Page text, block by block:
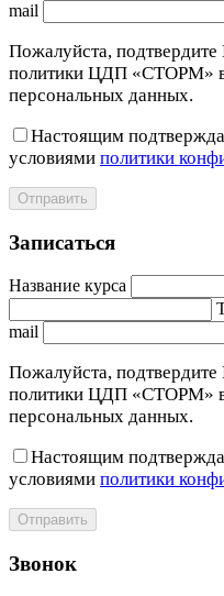
mail
Пожалуйста,
политики ЦДП «СТОРМ»
персональных данных.
Настоящим
условиями политики
Отправить
Записаться
Название курса
mail
Пожалуйста,
политики ЦДП «СТОРМ»
персональных данных.
Настоящим
условиями политики
Отправить
Звонок